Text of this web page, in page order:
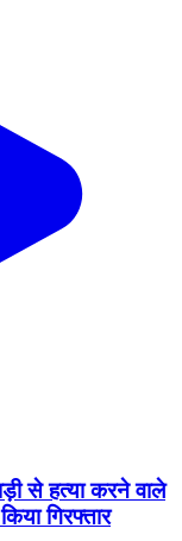
से हत्या करने वाले
गिरफ्तार